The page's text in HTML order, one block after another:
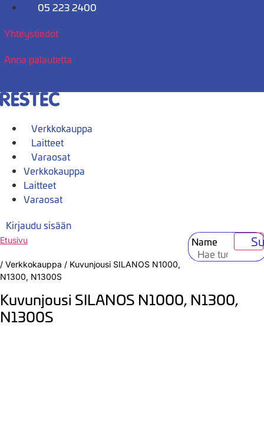
Mene
05 223 2400
Yhteystiedot
Anna palautetta
Verkkokauppa
Laitteet
Varaosat
Verkkokauppa
Laitteet
Varaosat
Kirjaudu sisään
Name
Etusivu
/ Verkkokauppa / Kuvunjousi SILANOS N1000,
N1300, N1300S
Kuvunjousi SILANOS N1000, N1300,
N1300S